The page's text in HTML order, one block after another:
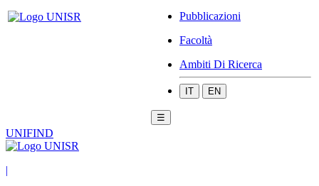
Pubblicazioni
Facoltà
Ambiti Di Ricerca
IT EN
☰
UNIFIND
|